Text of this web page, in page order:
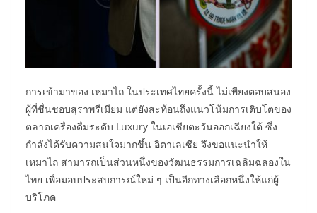
การเข้ามาของ เหมาไถ ในประเทศไทยครั้งนี้ ไม่เพียงตอบสนอง
ผู้ที่ชื่นชอบสุราพรีเมียม แต่ยังสะท้อนถึงแนวโน้มการเติบโตของ
ตลาดเครื่องดื่มระดับ Luxury ในเอเชียตะวันออกเฉียงใต้ ซึ่ง
กำลังได้รับความสนใจมากขึ้น อิตาเลเซีย จึงขอแนะนำให้
เหมาไถ สามารถเป็นส่วนหนึ่งของวัฒนธรรมการเฉลิมฉลองใน
ไทย เพื่อมอบประสบการณ์ใหม่ ๆ เป็นอีกทางเลือกหนึ่งให้แก่ผู้
บริโภค